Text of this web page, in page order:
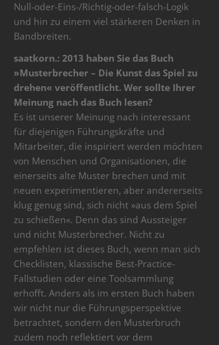
Null-oder-Eins-/Richtig-oder-falsch-Logik
und hin zu einem viel stärkeren Denken in
Bandbreiten.
saatkorn.: 2013 haben Sie das Buch
»Musterbrecher – Die Kunst das Spiel zu
drehen« veröffentlicht. Wer sollte Ihrer
Meinung nach das Buch lesen?
Es ist unserer Meinung nach interessant
für diejenigen Führungskräfte und
Mitarbeiter, die inspiriert werden möchten
von Menschen und Organisationen, die
einerseits alte Muster brechen und mit
neuen experimentieren, aber andererseits
klug genug sind, sich nicht »aus dem Spiel
zu schießen«. Denn das sind Aussteiger
und nicht Musterbrecher. Nicht zu
empfehlen ist dieses Buch, wenn man sich
Checklisten, klassische Best-Practice-
Fallstudien oder eine Toolsammlung
erhofft. Anders als im ersten Buch haben
wir nicht nur die Führungsperspektive
betrachtet, sondern den Musterbruch
zudem noch reflektiert vor dem